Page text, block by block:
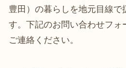
豊田）の暮らしを地元目線で
す。下記のお問い合わせフォ
ご連絡ください。